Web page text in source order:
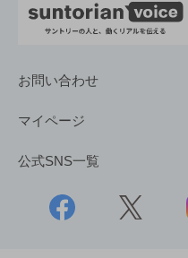
お問い合わせ
マイページ
公式SNS一覧